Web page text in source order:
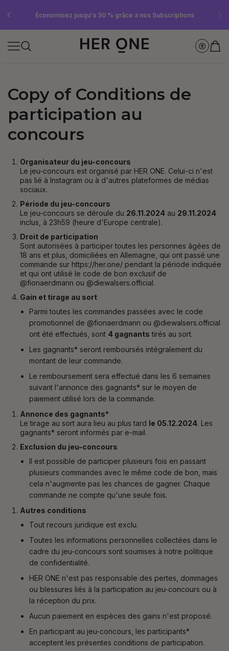
Offre « SLEEP WELL » gratuite à partir de 69 € d'achat minimum – dans la
limite des stocks disponibles !
Abonnez-vous dès maintenant à la newsletter et recevez un bon d'achat
de 10 €
Économisez jusqu'à 30 % grâce à nos Subscriptions
Copy of Conditions de
participation au
concours
Organisateur du jeu-concours
Le jeu-concours est organisé par HER ONE. Celui-ci n'est
pas lié à Instagram ou à d'autres plateformes de médias
sociaux.
Période du jeu-concours
Le jeu-concours se déroule du 26.11.2024 au 29.11.2024
inclus, à 23h59 (heure d'Europe centrale).
Droit de participation
Sont autorisées à participer toutes les personnes âgées de
18 ans et plus, domiciliées en Allemagne, qui ont passé une
commande sur https://her.one/ pendant la période indiquée
et qui ont utilisé le code de bon exclusif de
@fionaerdmann ou @diewalsers.official.
Gain et tirage au sort
Parmi toutes les commandes passées avec le code
promotionnel de @fionaerdmann ou @diewalsers.official
ont été effectués, sont 4 gagnants tirés au sort.
Les gagnants* seront remboursés intégralement du
montant de leur commande.
Le remboursement sera effectué dans les 6 semaines
suivant l'annonce des gagnants* sur le moyen de
paiement utilisé lors de la commande.
Annonce des gagnants*
Le tirage au sort aura lieu au plus tard le 05.12.2024. Les
gagnants* seront informés par e-mail.
Exclusion du jeu-concours
Il est possible de participer plusieurs fois en passant
plusieurs commandes avec le même code de bon, mais
cela n'augmente pas les chances de gagner. Chaque
commande ne compte qu'une seule fois.
Autres conditions
Tout recours juridique est exclu.
Toutes les informations personnelles collectées dans le
cadre du jeu-concours sont soumises à notre politique
de confidentialité.
HER ONE n'est pas responsable des pertes, dommages
ou blessures liés à la participation au jeu-concours ou à
la réception du prix.
Aucun paiement en espèces des gains n'est proposé.
En participant au jeu-concours, les participants*
acceptent les présentes conditions de participation.